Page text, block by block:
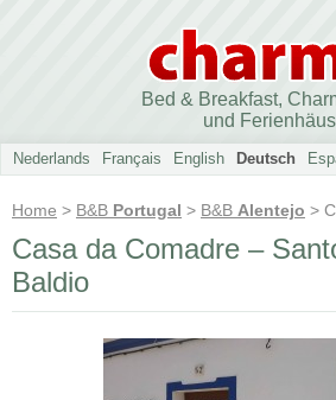
Bed & Breakfast,
und
Nederlands Français English Deutsch
Home > B&B Portugal > B&B Alentejo >
Casa da Comadre –
Baldio